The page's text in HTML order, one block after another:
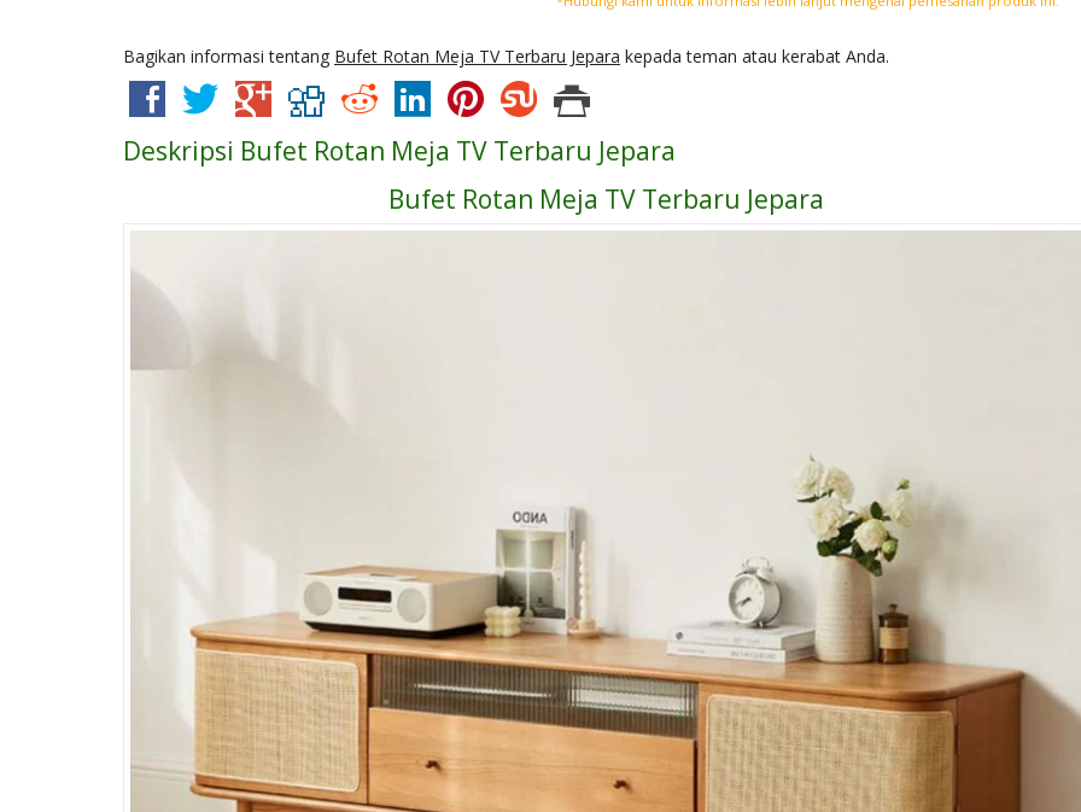
Bagikan informasi tentang Bufet Rotan Meja TV Terbaru Jepara kepada teman atau kerabat Anda.
Deskripsi Bufet Rotan Meja TV Terbaru Jepara
Bufet Rotan Meja TV Terbaru Jepara